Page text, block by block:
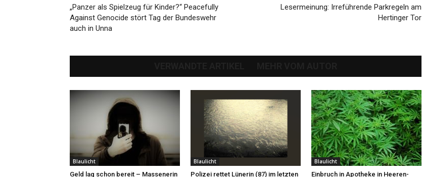
„Panzer als Spielzeug für Kinder?“ Peacefully
Against Genocide stört Tag der Bundeswehr
auch in Unna
Lesermeinung: Irreführende Parkregeln am
Hertinger Tor
Blaulicht
Geld lag schon bereit – Massenerin
Blaulicht
Polizei rettet Lünerin (87) im letzten
Blaulicht
Einbruch in Apotheke in Heeren-